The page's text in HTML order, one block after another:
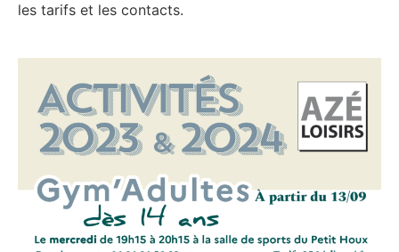
les tarifs et les contacts.